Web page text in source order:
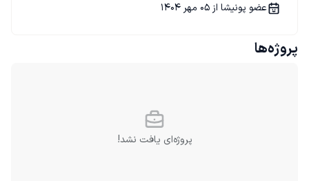
عضو پونیشا از 05 مهر 1404
پروژه‌ها
پروژه‌ای یافت نشد!